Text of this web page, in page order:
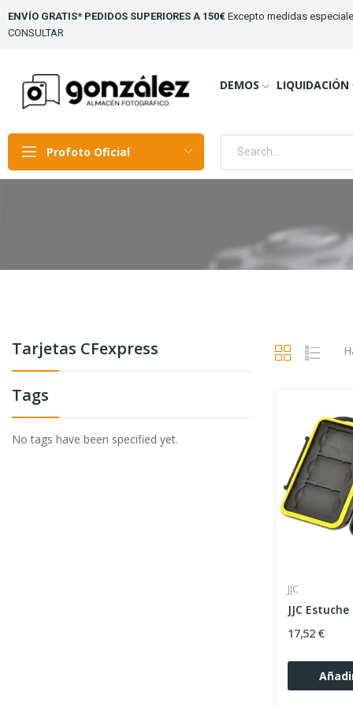
ENVÍO GRATIS* PEDIDOS SUPERIORES A 150€ Excepto medidas
CONSULTAR
DEMOS LIQUIDACIÓN
Profoto Oficial
Tarjetas CFexpress
Tags
No tags have been specified yet.
JJC
17,52 €